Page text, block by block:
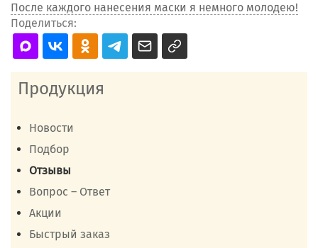
После каждого нанесения маски я немного молодею!
Поделиться:
Продукция
Новости
Подбор
Отзывы
Вопрос – Ответ
Акции
Быстрый заказ